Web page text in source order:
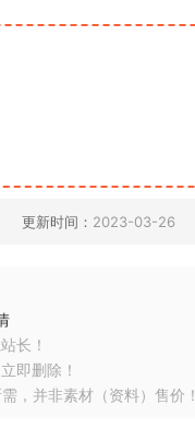
更新时间： 2023-03-26
长！
即删除！
，并非素材（资料）售价！